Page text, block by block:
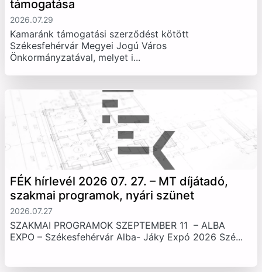
támogatása
2026.07.29
Kamaránk támogatási szerződést kötött
Székesfehérvár Megyei Jogú Város
Önkormányzatával, melyet i...
FÉK hírlevél 2026 07. 27. – MT díjátadó,
szakmai programok, nyári szünet
2026.07.27
SZAKMAI PROGRAMOK SZEPTEMBER 11 – ALBA
EXPO – Székesfehérvár Alba- Jáky Expó 2026 Szé...